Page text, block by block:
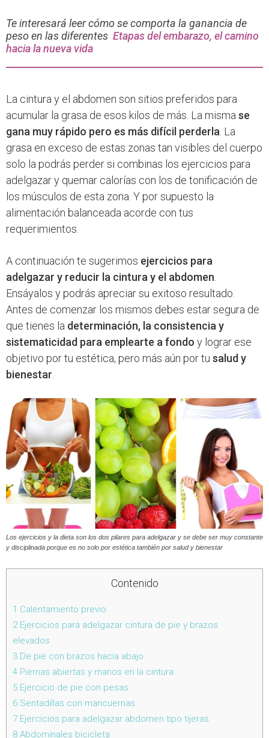
Te interesará leer cómo se comporta la ganancia de
peso en las diferentes Etapas del embarazo, el camino
hacia la nueva vida
La cintura y el abdomen son sitios preferidos para
acumular la grasa de esos kilos de más. La misma se
gana muy rápido pero es más difícil perderla . La
grasa en exceso de estas zonas tan visibles del cuerpo
solo la podrás perder si combinas los ejercicios para
adelgazar y quemar calorías con los de tonificación de
los músculos de esta zona. Y por supuesto la
alimentación balanceada acorde con tus
requerimientos.
A continuación te sugerimos ejercicios para
adelgazar y reducir la cintura y el abdomen
Ensáyalos y podrás apreciar su exitoso resultado.
Antes de comenzar los mismos debes estar segura de
que tienes la determinación, la consistencia y
sistematicidad para emplearte a fondo y lograr ese
objetivo por tu estética, pero más aún por tu salud y
bienestar
Los ejercicios y la dieta son los dos pilares para adelgazar y se debe ser muy constante
y disciplinada porque es no solo por estética también por salud y bienestar
Contenido
1 Calentamiento previo
2Ejercicios para adelgazar cintura de pie y brazos
elevados
3 De pie con brazos hacia abajo
4 Piernas abiertas y manos en la cintura
5 Ejercicio de pie con pesas
6 Sentadillas con mancuernas
7 Ejercicios para adelgazar abdomen tipo tijeras
8 Abdominales bicicleta